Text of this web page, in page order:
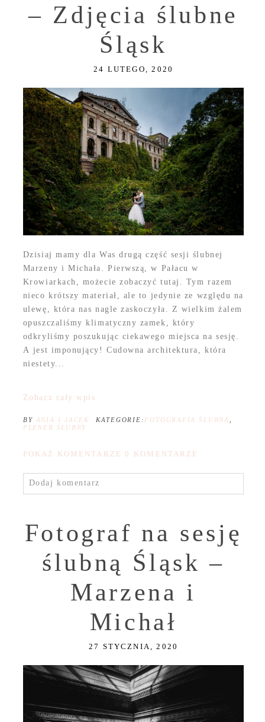
– Zdjęcia ślubne
Śląsk
24 LUTEGO, 2020
Dzisiaj mamy dla Was drugą część sesji ślubnej
Marzeny i Michała. Pierwszą, w Pałacu w
Krowiarkach, możecie zobaczyć tutaj. Tym razem
nieco krótszy materiał, ale to jedynie ze względu na
ulewę, która nas nagle zaskoczyła. Z wielkim żalem
opuszczaliśmy klimatyczny zamek, który
odkryliśmy poszukując ciekawego miejsca na sesję.
A jest imponujący! Cudowna architektura, która
niestety...
Zobacz cały wpis
BY ANIA I JACEK KATEGORIE: FOTOGRAFIA ŚLUBNA
PLENER ŚLUBNY
POKAŻ KOMENTARZE 0 KOMENTARZE
Dodaj komentarz
Fotograf na sesję
ślubną Śląsk –
Marzena i
Michał
27 STYCZNIA, 2020